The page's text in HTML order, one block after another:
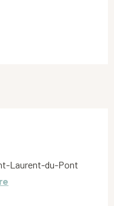
Laurent-du-Pont